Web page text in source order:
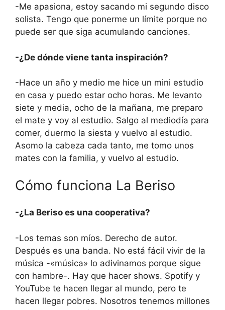
-Me apasiona, estoy sacando mi segundo disco
solista. Tengo que ponerme un límite porque no
puede ser que siga acumulando canciones.
-¿De dónde viene tanta inspiración?
-Hace un año y medio me hice un mini estudio
en casa y puedo estar ocho horas. Me levanto
siete y media, ocho de la mañana, me preparo
el mate y voy al estudio. Salgo al mediodía para
comer, duermo la siesta y vuelvo al estudio.
Asomo la cabeza cada tanto, me tomo unos
mates con la familia, y vuelvo al estudio.
Cómo funciona La Beriso
-¿La Beriso es una cooperativa?
-Los temas son míos. Derecho de autor.
Después es una banda. No está fácil vivir de la
música -«música» lo adivinamos porque sigue
con hambre-. Hay que hacer shows. Spotify y
YouTube te hacen llegar al mundo, pero te
hacen llegar pobres. Nosotros tenemos millones